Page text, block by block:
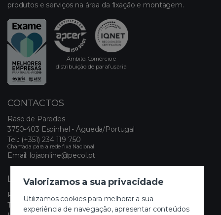
Valorizamos a sua privacidade
Utilizamos cookies para melhorar a sua
experiência de navegação, apresentar conteúdos
produtos e serviços na área da fixação e montagem.
Âmbito: Comércio e
distribuição de parafusaria
CONTACTOS
Raso de Paredes
3750-403 Espinhel - Águeda/Portugal
Tel.: (+351) 234 119 750
Chamada para a rede fixa Nacional
Email: lojaonline@pecol.pt
LINKS ÚTEIS
Política de Privacidade
Termos e Condições